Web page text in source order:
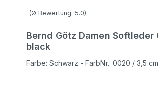
Durchschnittliche Bewertung von 5
(Ø Bewertung: 5.0)
Bernd Götz Damen Softleder
black
Farbe: Schwarz - FarbNr.: 0020 / 3,5